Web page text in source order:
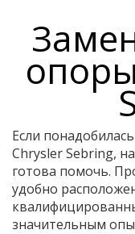
Если
Chrysler Sebring,
готова помочь.
удобно
значительным